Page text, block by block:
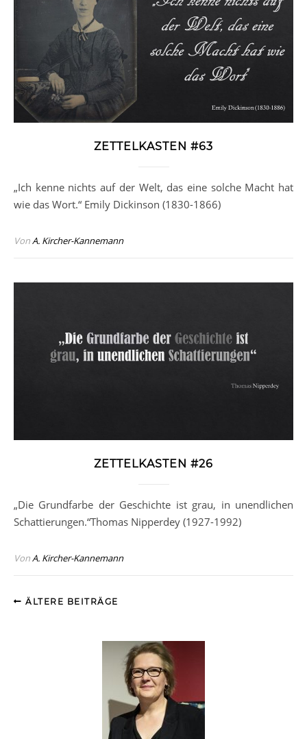
ZETTELKASTEN #63
„Ich kenne nichts auf der Welt, das eine solche Macht hat
wie das Wort.“ Emily Dickinson (1830-1866)
VonA. Kircher-Kannemann
ZETTELKASTEN #26
„Die Grundfarbe der Geschichte ist grau, in unendlichen
Schattierungen.“Thomas Nipperdey (1927-1992)
VonA. Kircher-Kannemann
ÄLTERE BEITRÄGE